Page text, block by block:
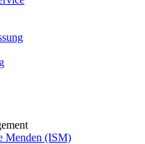
Menden (ISM)